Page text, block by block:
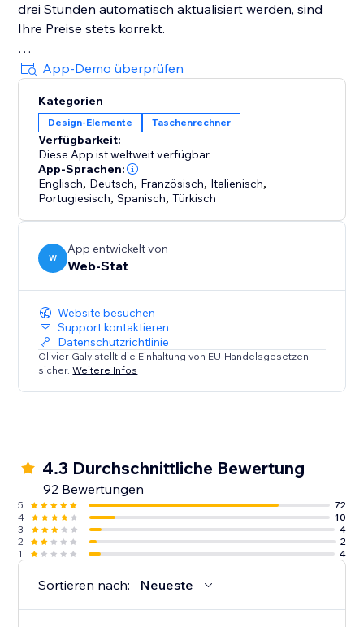
drei Stunden automatisch aktualisiert werden, sind
Ihre Preise stets korrekt.
Die Einrichtung dauert nur wenige Minuten – danach
funktioniert alles automatisch auf Ihrer gesamten
Website.
Zwei Modi:
• Automatisch (Pro-Plan): Erkennt die
Besucherwährung und zeigt umgerechnete Preise
neben oder anstelle der Originalpreise an.
• Manuell (Gratis-Plan): Fügt ein anpassbares Widget
App-Demo überprüfen
Kategorien
Design-Elemente Taschenrechner
Verfügbarkeit:
Diese App ist weltweit verfügbar.
App-Sprachen:
Englisch, Deutsch, Französisch, Italienisch,
Portugiesisch,Spanisch,Türkisch
W
App entwickelt von
Web-Stat
Website besuchen
Support kontaktieren
Datenschutzrichtlinie
Olivier Galy stellt die Einhaltung von EU-Handelsgesetzen
sicher.Weitere Infos
4.3 Durchschnittliche Bewertung
92 Bewertungen
5
72
4
10
3
4
2
2
1
4
Sortieren nach: Neueste